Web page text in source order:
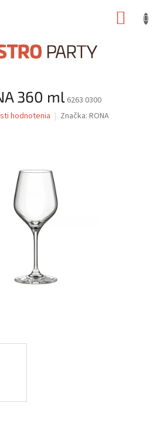
360 ml 6263 0300
hodnotenia Značka: RONA